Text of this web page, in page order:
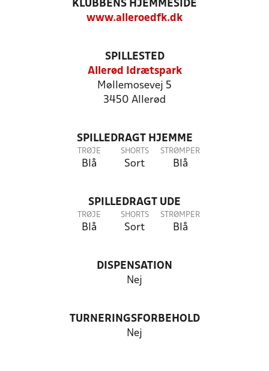
KLUBBENS HJEMMESIDE
www.alleroedfk.dk
SPILLESTED
Allerød Idrætspark
Møllemosevej 5
3450 Allerød
SPILLEDRAGT HJEMME
TRØJE
Blå
SHORTS
Sort
STRØMPER
Blå
SPILLEDRAGT UDE
TRØJE
Blå
SHORTS
Sort
STRØMPER
Blå
DISPENSATION
Nej
TURNERINGSFORBEHOLD
Nej